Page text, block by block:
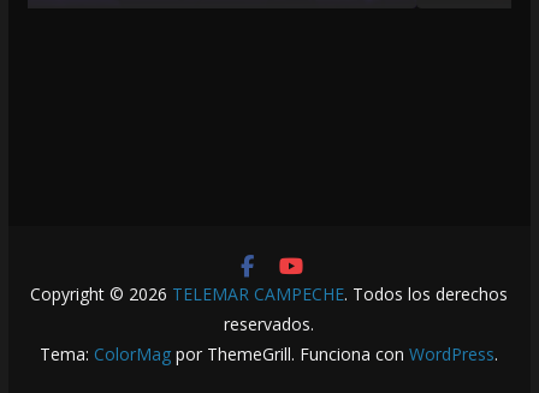
Copyright © 2026 TELEMAR CAMPECHE. Todos los derechos
reservados.
Tema: ColorMag por ThemeGrill. Funciona conWordPress.